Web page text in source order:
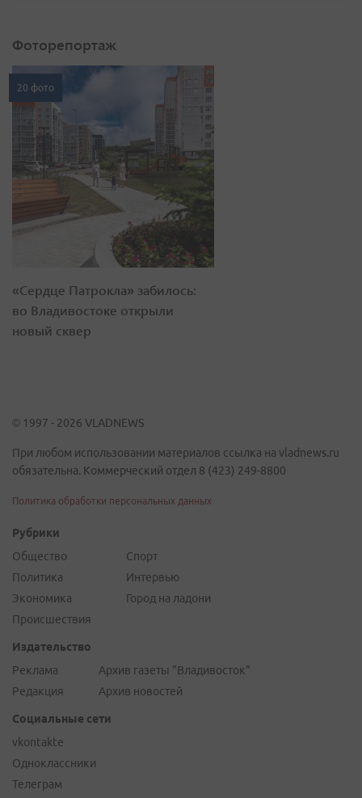
Фоторепортаж
20 фото
«Сердце Патрокла» забилось:
во Владивостоке открыли
новый сквер
© 1997 - 2026 VLADNEWS
При любом использовании материалов ссылка на vladnews.ru
обязательна. Коммерческий отдел 8 (423) 249-8800
Политика обработки персональных данных
Рубрики
Общество
Политика
Экономика
Происшествия
Спорт
Интервью
Город на ладони
Издательство
Реклама
Редакция
Архив газеты "Владивосток"
Архив новостей
Социальные сети
vkontakte
Одноклассники
Телеграм